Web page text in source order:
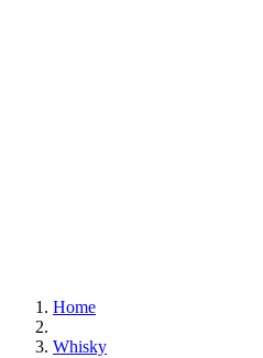
Home
Whisky